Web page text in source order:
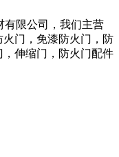
有限公司，我们主营
门，免漆防火门，防
伸缩门，防火门配件